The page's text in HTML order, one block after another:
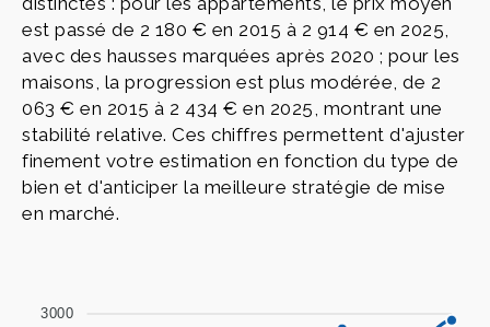
est passé de 2 180 € en 2015 à 2 914 € en 2025,
avec des hausses marquées après 2020 ; pour les
maisons, la progression est plus modérée, de 2
063 € en 2015 à 2 434 € en 2025, montrant une
stabilité relative. Ces chiffres permettent d'ajuster
finement votre estimation en fonction du type de
bien et d'anticiper la meilleure stratégie de mise
en marché.
3000